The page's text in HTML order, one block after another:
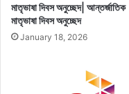
মাতৃভাষা দিবস অনুচ্ছেদ| আন্তর্জাতিক
মাতৃভাষা দিবস অনুচ্ছেদ
January 18, 2026